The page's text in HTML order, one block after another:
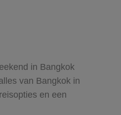
in Bangkok
van Bangkok in
en een